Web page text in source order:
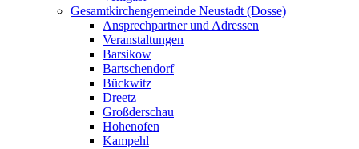
Gesamtkirchengemeinde Neustadt (Dosse)
Ansprechpartner und Adressen
Veranstaltungen
Barsikow
Bartschendorf
Bückwitz
Dreetz
Großderschau
Hohenofen
Kampehl